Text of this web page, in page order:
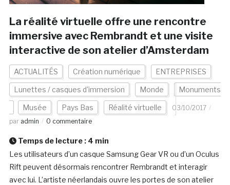
La réalité virtuelle offre une rencontre
immersive avec Rembrandt et une visite
interactive de son atelier d’Amsterdam
ACTUALITÉS Création numérique ENTREPRISES
Lunettes / casques d'immersion Monde Monuments
Musée Pays Bas Réalité virtuelle
03/10/2017
par admin 0 commentaire
Temps de lecture : 4 min
Les utilisateurs d’un casque Samsung Gear VR ou d’un Oculus
Rift peuvent désormais rencontrer Rembrandt et interagir
avec lui. L’artiste néerlandais ouvre les portes de son atelier